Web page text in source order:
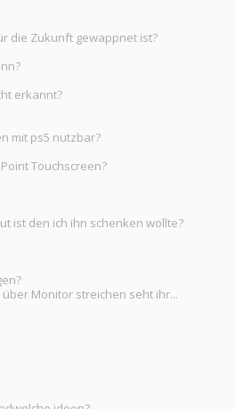
die Zukunft gewappnet ist?
erkannt?
mit ps5 nutzbar?
Touchscreen?
ist den ich ihn schenken wollte?
Monitor streichen seht ihr...